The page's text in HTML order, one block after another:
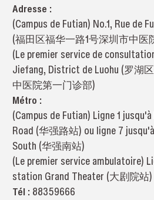
Adresse :
(Campus de Futian) No.1, Rue de
(福田区福华一路1号深圳市中医
(Le premier service de
Jiefang, District de Luohu (罗湖
中医院第一门诊部)
Métro :
(Campus de Futian) Ligne 1
Road (华强路站) ou ligne 7
South (华强南站)
(Le premier service ambulatoire)
station Grand Theater (大剧院站)
Tél : 88359666